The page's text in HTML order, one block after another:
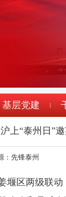
基层党建 |
上“泰州日”
：先锋泰州
区两级联